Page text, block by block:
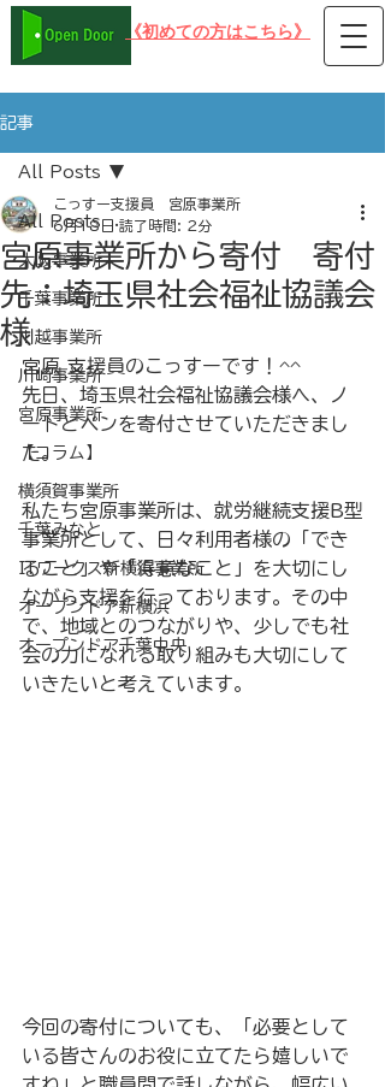
​《初めての方はこちら》
記事
All Posts
大阪事業所
千葉事業所
川越事業所
川崎事業所
宮原事業所
【コラム】
横須賀事業所
千葉みなと
ITワークス新横浜事業所
オープンドア新横浜
オープンドア千葉中央
All Posts
宮原事業所から寄付 寄付
先：埼玉県社会福祉協議会
様
こっすー支援員 宮原事業所
6月18日 読了時間: 2分
宮原 支援員のこっすーです！^^
先日、埼玉県社会福祉協議会様へ、ノ
ートとペンを寄付させていただきまし
た。
私たち宮原事業所は、就労継続支援B型
事業所として、日々利用者様の「でき
ること」や「得意なこと」を大切にし
ながら支援を行っております。その中
で、地域とのつながりや、少しでも社
会の力になれる取り組みも大切にして
いきたいと考えています。
今回の寄付についても、「必要として
いる皆さんのお役に立てたら嬉しいで